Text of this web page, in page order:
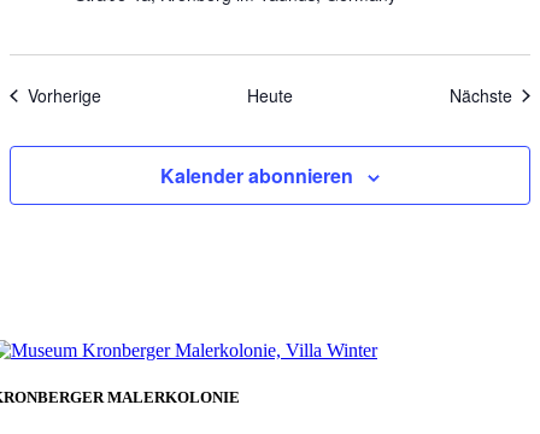
VorherigeVeranstaltungen Heute Nächste
Kalender abonnieren
MALERKOLONIE